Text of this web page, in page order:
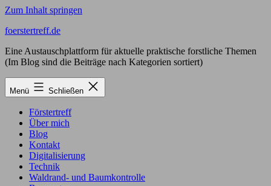
Zum Inhalt springen
foerstertreff.de
Eine Austauschplattform für aktuelle praktische forstliche Themen
(Im Blog sind die Beiträge nach Kategorien sortiert)
Menü Schließen
Förstertreff
Über mich
Blog
Kontakt
Digitalisierung
Technik
Waldrand- und Baumkontrolle